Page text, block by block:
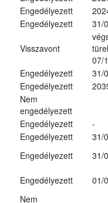
Engedélyezett
Engedélyezett 31/
Visszavont
07/
Engedélyezett
31/
Engedélyezett
Nem
engedélyezett
Engedélyezett
-
Engedélyezett
31/
Engedélyezett
31/
Engedélyezett 01/
Nem